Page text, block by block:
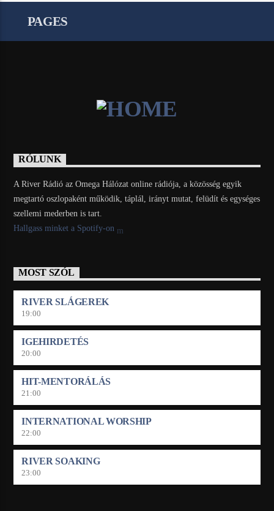
PAGES
RÓLUNK
A River Rádió az Omega Hálózat online rádiója, a közösség egyik
megtartó oszlopaként működik, táplál, irányt mutat, felüdít és egységes
szellemi mederben is tart.
Hallgass minket a Spotify-on
MOST SZÓL
RIVER SLÁGEREK
19:00
IGEHIRDETÉS
20:00
HIT-MENTORÁLÁS
21:00
INTERNATIONAL WORSHIP
22:00
RIVER SOAKING
23:00